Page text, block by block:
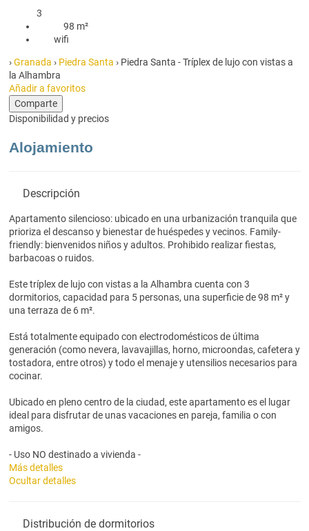
3
98 m²
wifi
›Granada › Piedra Santa › Piedra Santa - Tríplex de lujo con vistas a
la Alhambra
Añadir a favoritos
Comparte
Disponibilidad y precios
Alojamiento
Descripción
Apartamento silencioso: ubicado en una urbanización tranquila que
prioriza el descanso y bienestar de huéspedes y vecinos. Family-
friendly: bienvenidos niños y adultos. Prohibido realizar fiestas,
barbacoas o ruidos.
Este tríplex de lujo con vistas a la Alhambra cuenta con 3
dormitorios, capacidad para 5 personas, una superficie de 98 m² y
una terraza de 6 m².
Está totalmente equipado con electrodomésticos de última
generación (como nevera, lavavajillas, horno, microondas, cafetera y
tostadora, entre otros) y todo el menaje y utensilios necesarios para
cocinar.
Ubicado en pleno centro de la ciudad, este apartamento es el lugar
ideal para disfrutar de unas vacaciones en pareja, familia o con
amigos.
- Uso NO destinado a vivienda -
Más detalles
Ocultar detalles
Distribución de dormitorios